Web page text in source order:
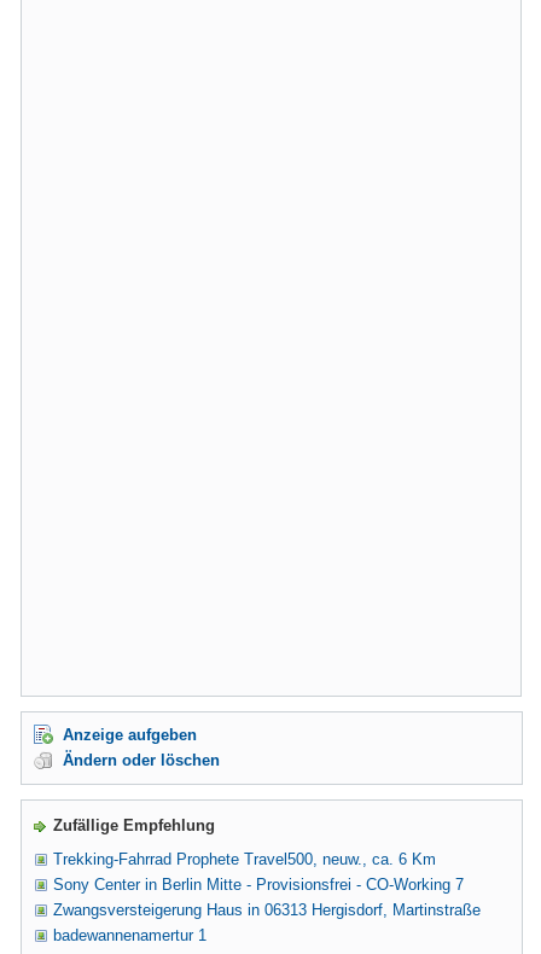
Anzeige aufgeben
Ändern oder löschen
Zufällige Empfehlung
Trekking-Fahrrad Prophete Travel500, neuw., ca. 6 Km
Sony Center in Berlin Mitte - Provisionsfrei - CO-Working 7
Zwangsversteigerung Haus in 06313 Hergisdorf, Martinstraße
badewannenamertur 1